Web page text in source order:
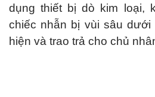
dụng thiết bị dò kim loại,
chiếc nhẫn bị vùi sâu
hiện và trao trả cho chủ